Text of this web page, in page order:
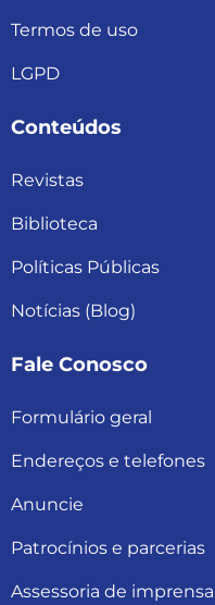
Termos de uso
LGPD
Conteúdos
Revistas
Biblioteca
Políticas Públicas
Notícias (Blog)
Fale Conosco
Formulário geral
Endereços e telefones
Anuncie
Patrocínios e parcerias
Assessoria de imprensa